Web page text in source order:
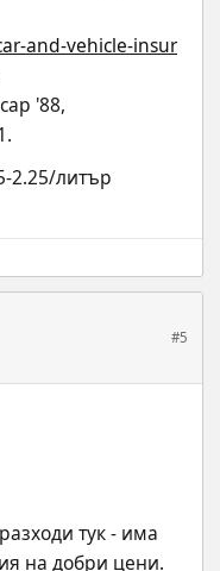
and-vehicle-insur
'88,
2.25/литър
#5
тук - има
на добри цени.